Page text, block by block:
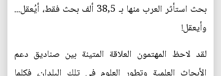
بحث استأثر العرب منها بـ 38,5 ألف بحث فقط، أيُعقل...
وأيعقل!
لقد لاحظ المهتمون العلاقة المتينة بين صناديق دعم